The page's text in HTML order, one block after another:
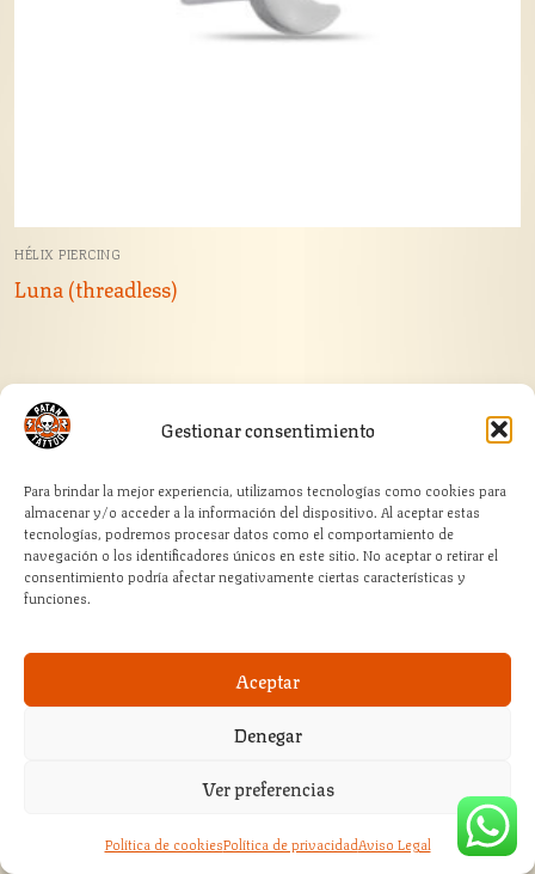
Gestionar consentimiento
Para brindar la mejor experiencia, utilizamos tecnologías como cookies para
almacenar y/o acceder a la información del dispositivo. Al aceptar estas
tecnologías, podremos procesar datos como el comportamiento de
navegación o los identificadores únicos en este sitio. No aceptar o retirar el
consentimiento podría afectar negativamente ciertas características y
funciones.
Aceptar
Denegar
Ver preferencias
Política de cookiesPolítica de privacidadAviso Legal
HÉLIX PIERCING
Luna (threadless)
19,36€
Seleccionar opciones